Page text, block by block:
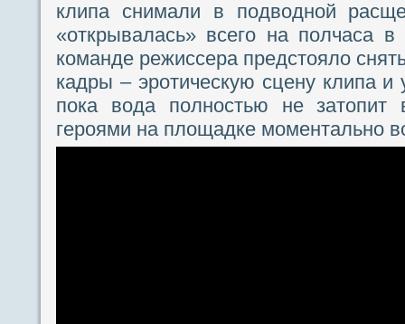
клипа снимали в подводной
«открывалась» всего на полчаса
команде режиссера предстояло
кадры – эротическую сцену клипа и
пока вода полностью не
героями на площадке моментально